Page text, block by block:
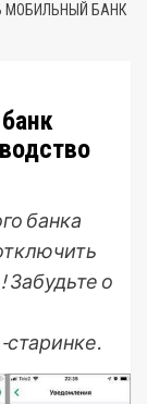
МОБИЛЬНЫЙ БАНК
банка
Забудьте о
старинке.